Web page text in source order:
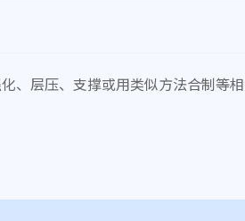
、层压、支撑或用类似方法合制等